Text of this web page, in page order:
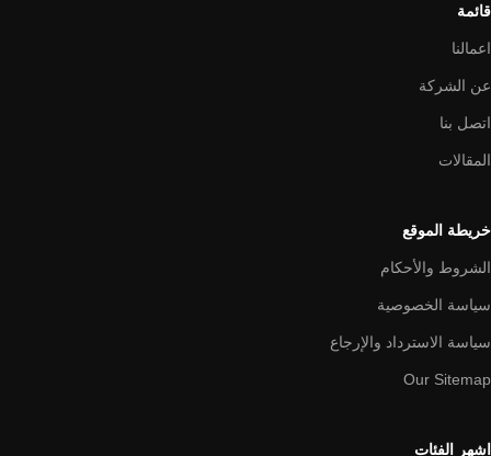
قائمة
اعمالنا
عن الشركة
اتصل بنا
المقالات
خريطة الموقع
الشروط والأحكام
سياسة الخصوصية
سياسة الاسترداد والإرجاع
Our Sitemap
اشهر الفئات